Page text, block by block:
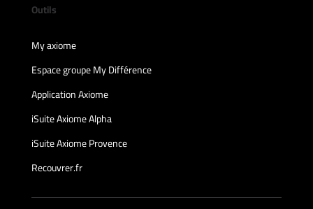
Outils
My axiome
Espace groupe My Différence
Application Axiome
iSuite Axiome Alpha
iSuite Axiome Provence
Recouvrer.fr